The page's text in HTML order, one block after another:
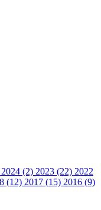
2024 (2) 2023 (22) 2022
(12) 2017 (15) 2016 (9)